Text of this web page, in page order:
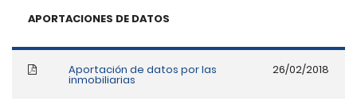
APORTACIONES DE DATOS
Aportación de datos por las
inmobiliarias
26/02/2018